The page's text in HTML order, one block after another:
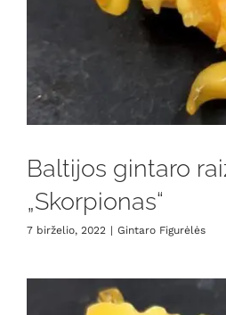
Baltijos gintaro
„Skorpionas“
7 birželio, 2022 | Gintaro Figurėlės